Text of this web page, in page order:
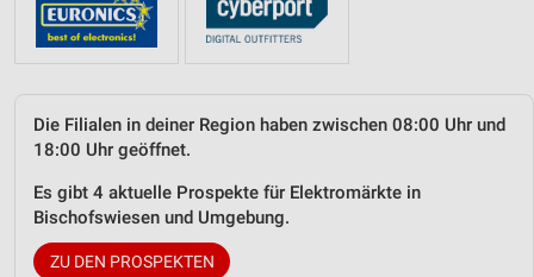
Die Filialen in deiner Region haben zwischen 08:00 Uhr und
18:00 Uhr geöffnet.
Es gibt 4 aktuelle Prospekte für Elektromärkte in
Bischofswiesen und Umgebung.
ZU DEN PROSPEKTEN